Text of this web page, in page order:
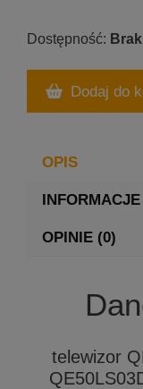
Dodaj do
OPIS
OPINIE (0)
telewizor